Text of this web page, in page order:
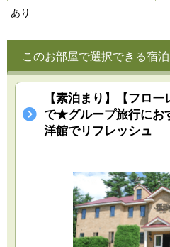
あり
このお部屋で選択できる宿
【素泊まり】【フロ
で★グループ旅行にお
洋館でリフレッシュ